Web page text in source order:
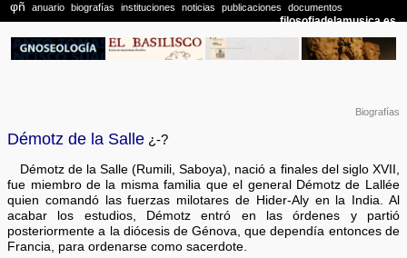
Biografías
Démotz de la Salle ¿-?
Démotz de la Salle (Rumili, Saboya), nació a finales del siglo XVII,
fue miembro de la misma familia que el general Démotz de Lallée
quien comandó las fuerzas milotares de Hider-Aly en la India. Al
acabar los estudios, Démotz entró en las órdenes y partió
posteriormente a la diócesis de Génova, que dependía entonces de
Francia, para ordenarse como sacerdote.